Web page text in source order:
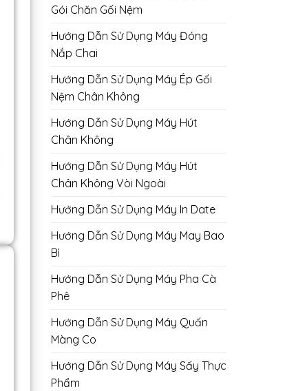
Gói Chăn Gối Nệm
Hướng Dẫn Sử Dụng Máy Đóng
Nắp Chai
Hướng Dẫn Sử Dụng Máy Ép Gối
Nệm Chân Không
Hướng Dẫn Sử Dụng Máy Hút
Chân Không
Hướng Dẫn Sử Dụng Máy Hút
Chân Không Vòi Ngoài
Hướng Dẫn Sử Dụng Máy In Date
Hướng Dẫn Sử Dụng Máy May Bao
Bì
Hướng Dẫn Sử Dụng Máy Pha Cà
Phê
Hướng Dẫn Sử Dụng Máy Quấn
Màng Co
Hướng Dẫn Sử Dụng Máy Sấy Thực
Phẩm